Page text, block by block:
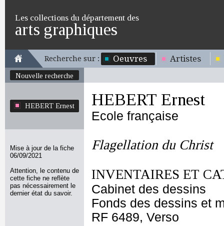
Les collections du département des
arts graphiques
Recherche sur : Oeuvres Artistes
Nouvelle recherche
HEBERT Ernest
Mise à jour de la fiche
06/09/2021
Attention, le contenu de
cette fiche ne reflète
pas nécessairement le
dernier état du savoir.
HEBERT Ernest
Ecole française
Flagellation du Christ
INVENTAIRES ET
Cabinet des dessins
Fonds des dessins et
RF 6489, Verso